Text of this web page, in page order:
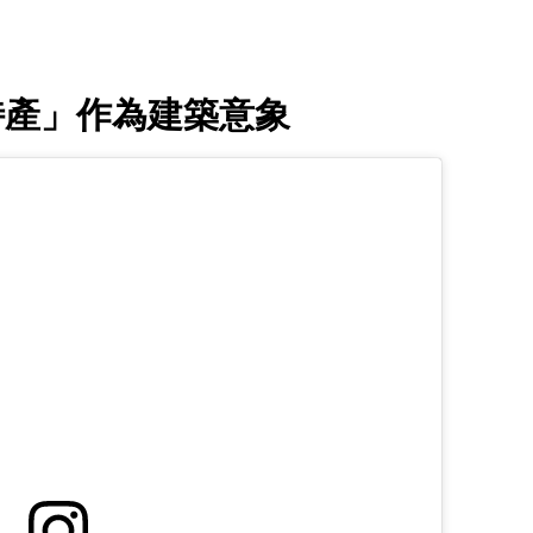
」作為建築意象